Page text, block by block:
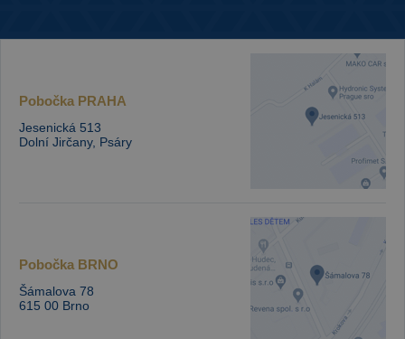
Pobočka PRAHA
Jesenická 513
Dolní Jirčany, Psáry
Pobočka BRNO
Šámalova 78
615 00 Brno